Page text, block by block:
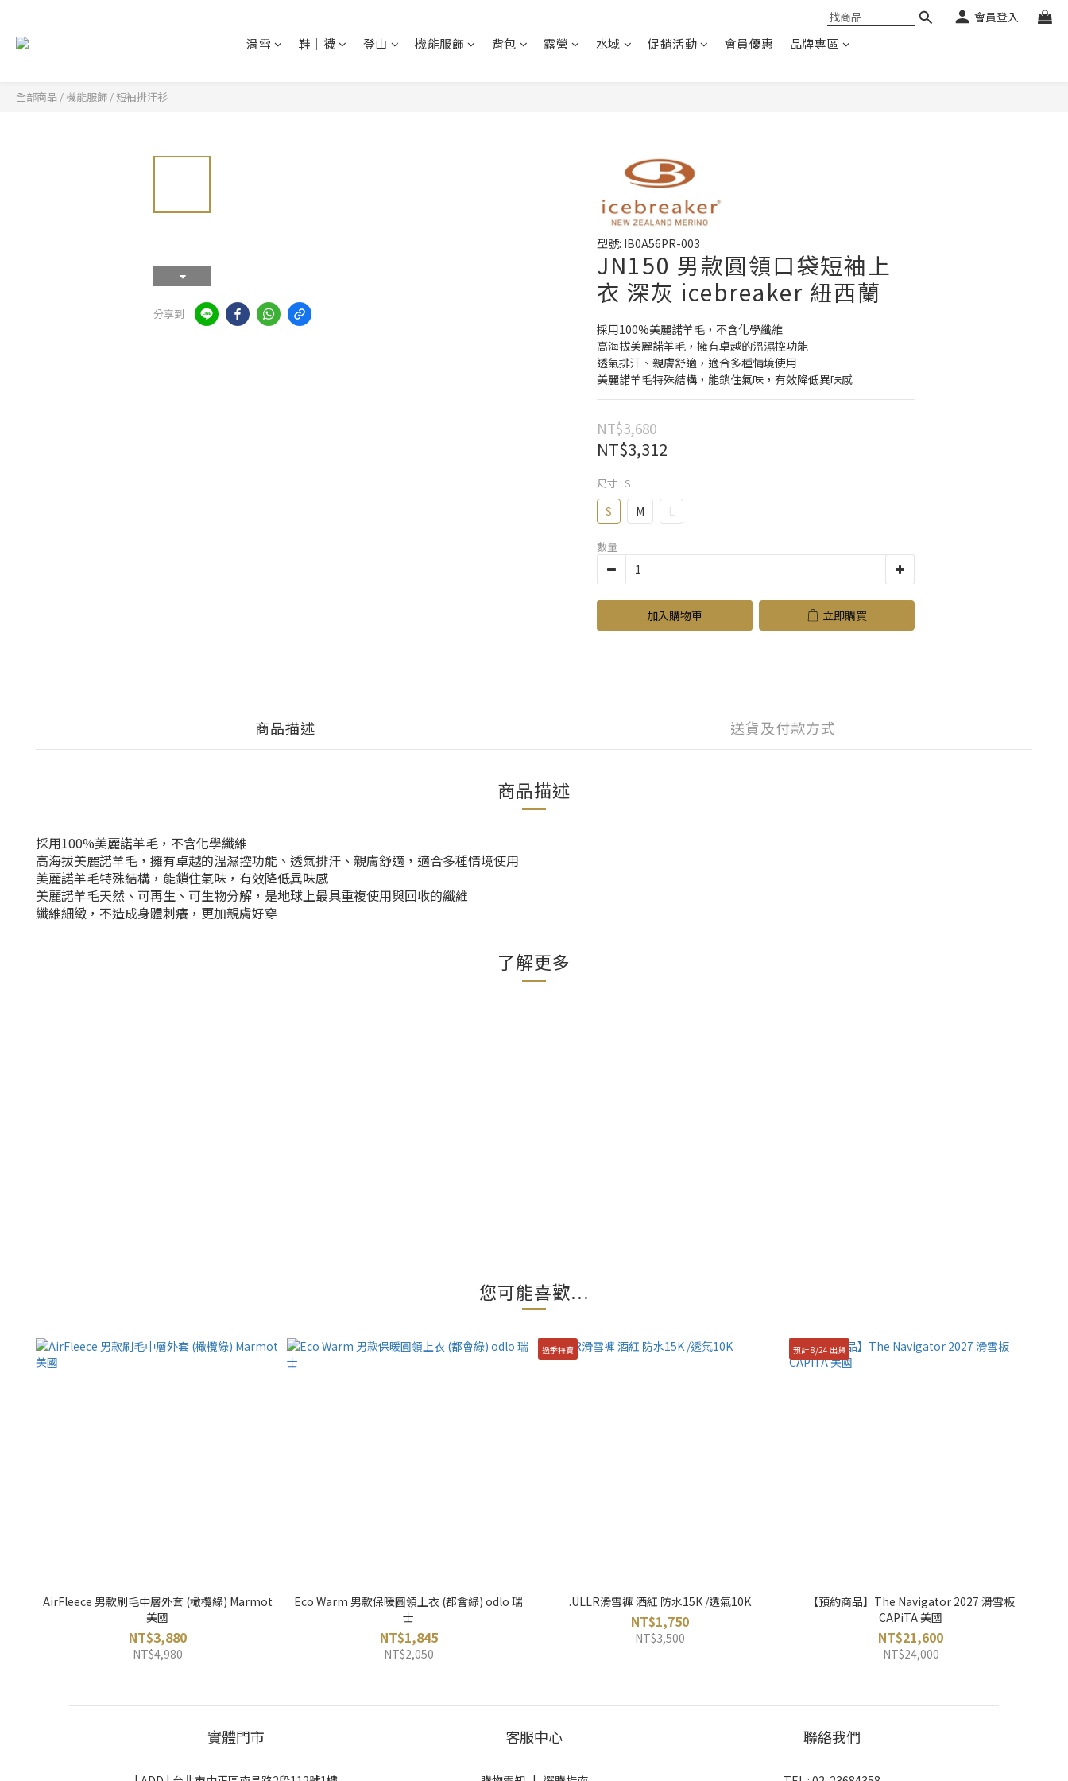
會員登入
滑雪 鞋│襪 登山 機能服飾 背包 露營 水域 促銷活動 會員優惠 品牌專區
全部商品 /機能服飾 / 短袖排汗衫
分享到
型號: IB0A56PR-003
JN150 男款圓領口袋短袖上
衣 深灰 icebreaker 紐西蘭
採用100%美麗諾羊毛，不含化學纖維
高海拔美麗諾羊毛，擁有卓越的溫濕控功能
透氣排汗、親膚舒適，適合多種情境使用
美麗諾羊毛特殊結構，能鎖住氣味，有效降低異味感
NT$3,680
NT$3,312
尺寸 : S
S M L
數量
加入購物車 立即購買
商品描述 送貨及付款方式
商品描述
採用100%美麗諾羊毛，不含化學纖維
高海拔美麗諾羊毛，擁有卓越的溫濕控功能、透氣排汗、親膚舒適，適合多種情境使用
美麗諾羊毛特殊結構，能鎖住氣味，有效降低異味感
美麗諾羊毛天然、可再生、可生物分解，是地球上最具重複使用與回收的纖維
纖維細緻，不造成身體刺癢，更加親膚好穿
了解更多
您可能喜歡...
AirFleece 男款刷毛中層外套 (橄欖綠) Marmot
美國
NT$3,880
NT$4,980
Eco Warm 男款保暖圓領上衣 (都會綠) odlo 瑞
士
NT$1,845
NT$2,050
過季特賣
.ULLR滑雪褲 酒紅 防水15K /透氣10K
NT$1,750
NT$3,500
預計 8/24 出貨
【預約商品】The Navigator 2027 滑雪板
CAPiTA 美國
NT$21,600
NT$24,000
實體門市 客服中心 聯絡我們